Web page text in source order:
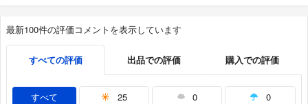
最新100件の評価コメントを表示しています
すべての評価 出品での評価 購入での評価
すべて 25 0 0